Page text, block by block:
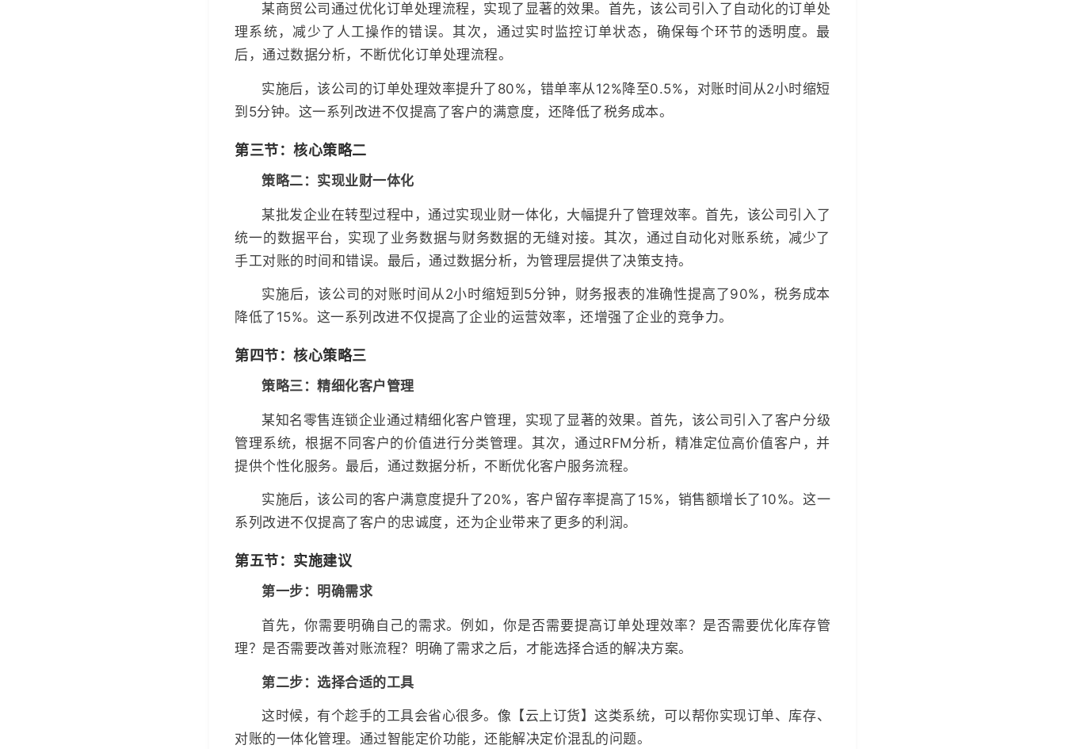
某商贸公司通过优化订单处理流程，实现了显著的效果。首先，该公司引入了自动化的订单处
理系统，减少了人工操作的错误。其次，通过实时监控订单状态，确保每个环节的透明度。最
后，通过数据分析，不断优化订单处理流程。
实施后，该公司的订单处理效率提升了80%，错单率从12%降至0.5%，对账时间从2小时缩短
到5分钟。这一系列改进不仅提高了客户的满意度，还降低了税务成本。
第三节：核心策略二
策略二：实现业财一体化
某批发企业在转型过程中，通过实现业财一体化，大幅提升了管理效率。首先，该公司引入了
统一的数据平台，实现了业务数据与财务数据的无缝对接。其次，通过自动化对账系统，减少了
手工对账的时间和错误。最后，通过数据分析，为管理层提供了决策支持。
实施后，该公司的对账时间从2小时缩短到5分钟，财务报表的准确性提高了90%，税务成本
降低了15%。这一系列改进不仅提高了企业的运营效率，还增强了企业的竞争力。
第四节：核心策略三
策略三：精细化客户管理
某知名零售连锁企业通过精细化客户管理，实现了显著的效果。首先，该公司引入了客户分级
管理系统，根据不同客户的价值进行分类管理。其次，通过RFM分析，精准定位高价值客户，并
提供个性化服务。最后，通过数据分析，不断优化客户服务流程。
实施后，该公司的客户满意度提升了20%，客户留存率提高了15%，销售额增长了10%。这一
系列改进不仅提高了客户的忠诚度，还为企业带来了更多的利润。
第五节：实施建议
第一步：明确需求
首先，你需要明确自己的需求。例如，你是否需要提高订单处理效率？是否需要优化库存管
理？是否需要改善对账流程？明确了需求之后，才能选择合适的解决方案。
第二步：选择合适的工具
这时候，有个趁手的工具会省心很多。像【云上订货】这类系统，可以帮你实现订单、库存、
对账的一体化管理。通过智能定价功能，还能解决定价混乱的问题。